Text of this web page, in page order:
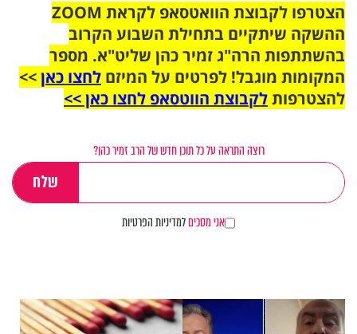
הצטרפו לקבוצת הוואטסאפ לקראת ZOOM
ההשקה שיתקיים בתחילת השבוע הקרוב
בהשתתפות הרה"ג זמיר כהן שליט"א. מספר
המקומות מוגבל! לפרטים על המיזם לחצו כאן>>
להצטרפותלקבוצת הווטסאפ לחצו כאן >>
רוצה התראה על כל תוכן חדש של הרב זמיר כהן?
אני מסכיםלמדיניות הפרטיות